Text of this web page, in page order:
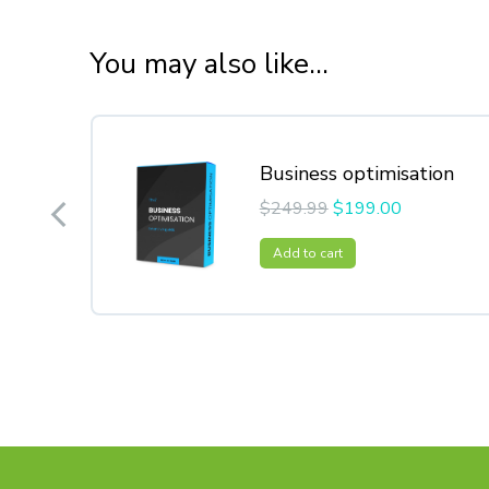
You may also like...
Business optimisation
$249.99$199.00
Add to cart